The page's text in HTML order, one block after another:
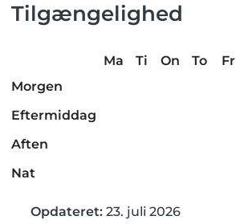
Tilgængelighed
Ma Ti On To Fr
Morgen
Eftermiddag
Aften
Nat
Opdateret: 23. juli 2026